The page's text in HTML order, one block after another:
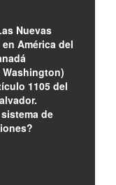
Nuevas
América del
1105 del
de